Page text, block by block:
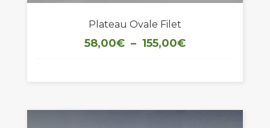
Plateau Ovale Filet
58,00€ – 155,00€Plage